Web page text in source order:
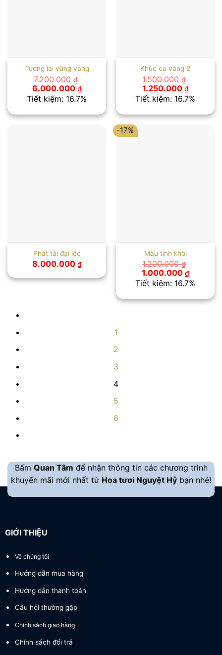
Tương lai vững vàng
7.200.000₫
Giá
gốc
là:
6.000.000 ₫Giá
hiện
tại
6.000.000 ₫.
Tiết kiệm: 16.7%
Khúc ca vàng 2
1.500.000₫
Giá
gốc
là:
1.250.000 ₫Giá
hiện
tại
Tiết kiệm: 16.7%
Phát tài đại lộc
8.000.000 ₫
-17%
Màu tinh khôi
1.200.000₫
Giá
gốc
là:
1.000.000 ₫Giá
hiện
tại
Tiết kiệm: 16.7%
1
2
3
4
5
6
Bấm Quan Tâm để nhận thông tin các chương trình
khuyến mãi mới nhất từ Hoa tươi Nguyệt Hỷ bạn nhé!
GIỚI THIỆU
Về chúng tôi
Hướng dẫn mua hàng
Hướng dẫn thanh toán
Câu hỏi thường gặp
Chính sách giao hàng
Chính sách đổi trả